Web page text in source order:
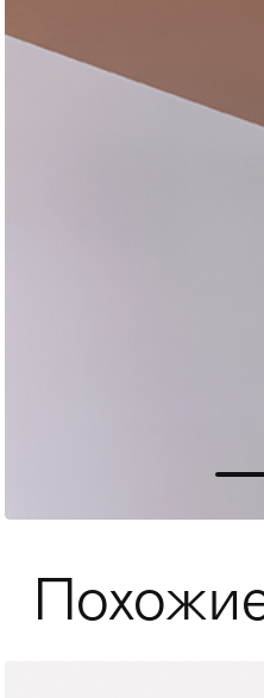
Кровати